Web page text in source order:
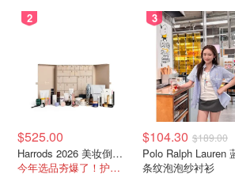
2
$525.00
Harrods 2026 美妆倒数日历
今年选品夯爆了！护肤全线都很绝
3
$104.30 $189.00
Polo Ralph Lauren
条纹泡泡纱衬衫